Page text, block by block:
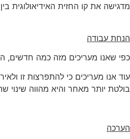
מדגישה את קו החזית האידיאולוגית
הנחת עבודה
כפי שאנו מעריכים מזה כמה חדשים, החיכוכים
עוד אנו מעריכים כי להתפרצות זו
בולטת יותר מאחר והיא מהווה שינוי
הערכה